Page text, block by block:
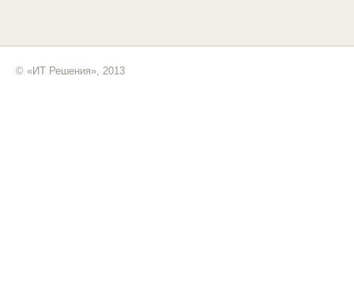
© «ИТ Решения», 2013